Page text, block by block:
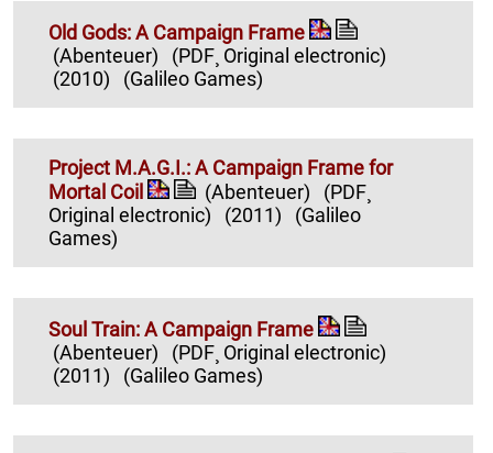
Old Gods: A Campaign Frame
(Abenteuer)
(PDF¸ Original electronic)
(2010)
(Galileo Games)
Project M.A.G.I.: A Campaign Frame for
Mortal Coil
(Abenteuer)
(PDF¸
Original electronic)
(2011)
(Galileo
Games)
Soul Train: A Campaign Frame
(Abenteuer)
(PDF¸ Original electronic)
(2011)
(Galileo Games)